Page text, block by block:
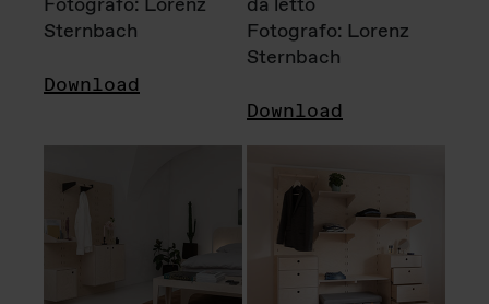
Sternbach
Download
Fotografo: Lorenz
Sternbach
Download